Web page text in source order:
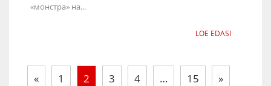
«монстра» на...
LOE EDASI
« 1 2 3 4 … 15 »